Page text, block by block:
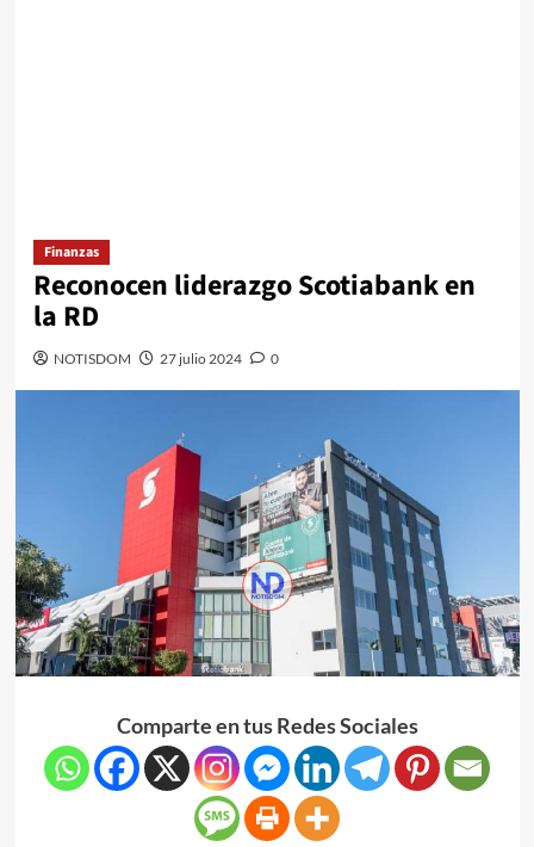
Finanzas
Reconocen liderazgo Scotiabank en
la RD
NOTISDOM 27 julio 2024 0
Comparte en tus Redes Sociales